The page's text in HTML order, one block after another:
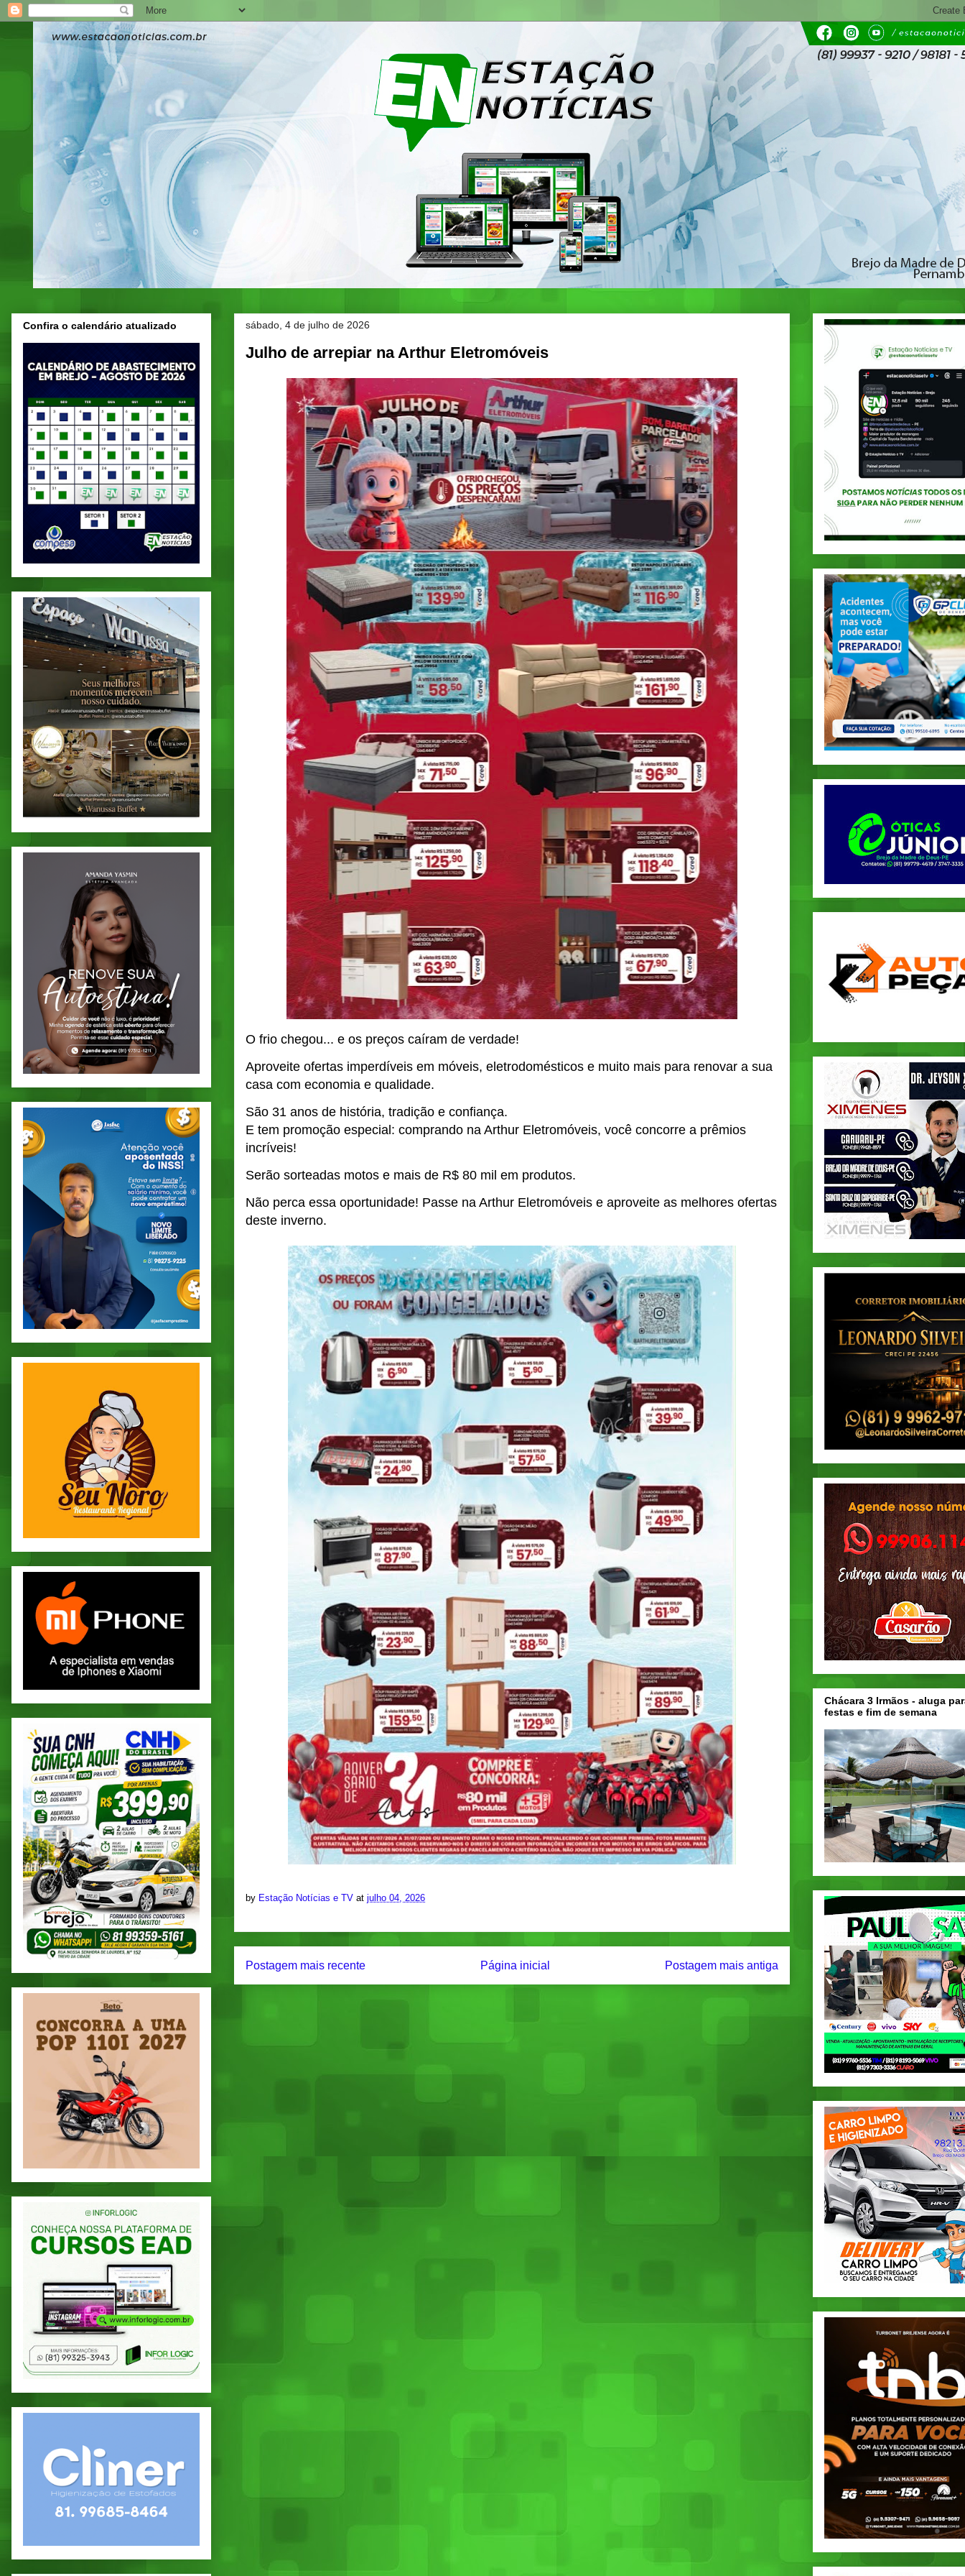
sábado, 4 de julho de 2026
Julho de arrepiar na Arthur Eletromóveis
O frio chegou... e os preços caíram de verdade!
Aproveite ofertas imperdíveis em móveis, eletrodomésticos e muito mais para renovar a sua
casa com economia e qualidade.
São 31 anos de história, tradição e confiança.
E tem promoção especial: comprando na Arthur Eletromóveis, você concorre a prêmios
incríveis!
Serão sorteadas motos e mais de R$ 80 mil em produtos.
Não perca essa oportunidade! Passe na Arthur Eletromóveis e aproveite as melhores ofertas
deste inverno.
by Estação Notícias e TV at julho 04, 2026
Postagem mais recente Postagem mais antiga
Página inicial
Confira o calendário atualizado
Chácara 3 Irmãos - aluga
festas e fim de semana